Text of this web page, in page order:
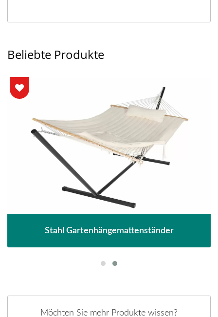
Beliebte Produkte
Stahl Gartenhängemattenständer
Möchten Sie mehr Produkte wissen?